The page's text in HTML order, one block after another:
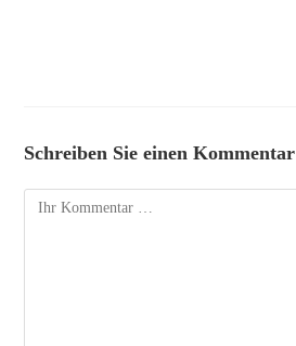
Schreiben Sie einen Kommentar